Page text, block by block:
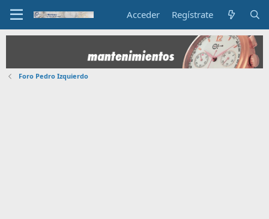
Acceder Regístrate
Foro Pedro Izquierdo